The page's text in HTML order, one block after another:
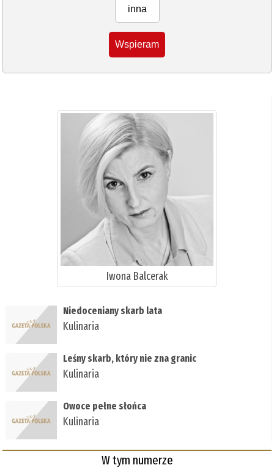
inna
Wspieram
Iwona Balcerak
Niedoceniany skarb lata
Kulinaria
Leśny skarb, który nie zna granic
Kulinaria
Owoce pełne słońca
Kulinaria
W tym numerze